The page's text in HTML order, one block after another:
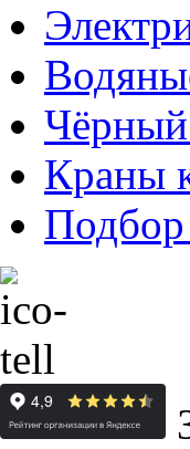
Чёрный
Краны
Подбор